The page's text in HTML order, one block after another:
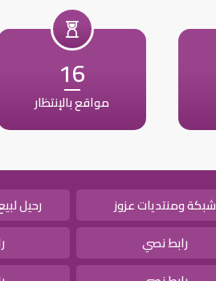
16
مواقع بالإنتظار
شبكة ومنتديات عزوز رحيل
رابط نصي